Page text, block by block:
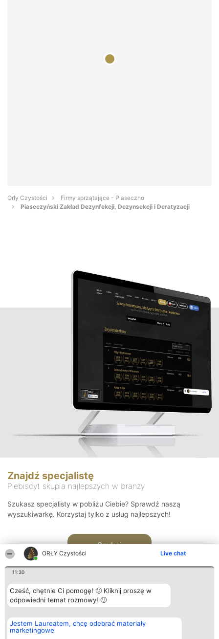
ORŁY Czystości Live chat
11:30
Cześć, chętnie Ci pomogę! 🙂 Kliknij proszę w
odpowiedni temat rozmowy! 🙂
Jestem Laureatem, chcę odebrać materiały
marketingowe
Orły Czystości
Firmy sprzątające - Piaseczno
Piaseczyński Zakład Dezynfekcji, Dezynsekcji i Deratyzacji
Znajdź specjalistę
Plebiscyt skupia najlepszych w branży
Szukasz specjalisty w pobliżu Ciebie? Sprawdź naszą
wyszukiwarkę. Korzystaj tylko z usług najlepszych!
Szukaj
Organizator plebiscytu
Bright Side Solutions sp. z o.
o. sp. k.
Plebiscyt
Laureaci
Kontakt
Kontakt